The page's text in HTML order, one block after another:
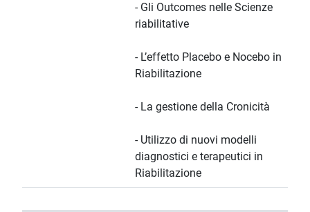
- Gli Outcomes nelle Scienze
riabilitative
- L’effetto Placebo e Nocebo in
Riabilitazione
- La gestione della Cronicità
- Utilizzo di nuovi modelli
diagnostici e terapeutici in
Riabilitazione